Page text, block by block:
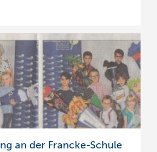
an der Francke-Schule